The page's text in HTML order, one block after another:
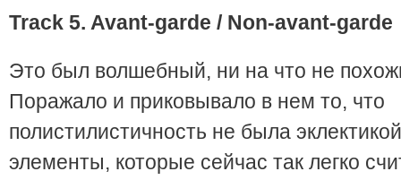
Track 5. Avant-garde / Non-avant-garde
Это был волшебный, ни на что не
Поражало и приковывало в нем то, что
полистилистичность не была
элементы, которые сейчас так легко